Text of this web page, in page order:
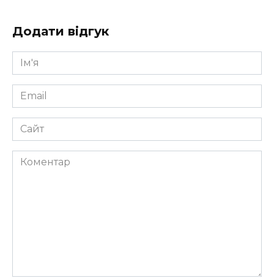
Додати відгук
Ім'я
*
Email
*
Сайт
Коментар